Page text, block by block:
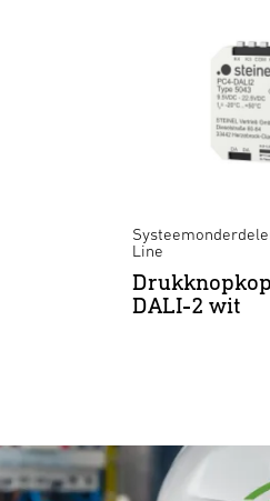
Line
DALI-2 wit